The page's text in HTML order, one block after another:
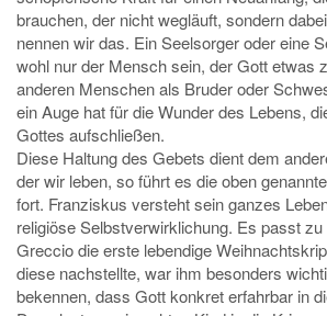
brauchen, der nicht wegläuft, sondern
nennen wir das. Ein Seelsorger oder eine
wohl nur der Mensch sein, der Gott etwas
anderen Menschen als Bruder oder
ein Auge hat für die Wunder des Lebens,
Gottes aufschließen.
Diese Haltung des Gebets dient dem
der wir leben, so führt es die oben
fort. Franziskus versteht sein ganzes
religiöse Selbstverwirklichung. Es passt
Greccio die erste lebendige
diese nachstellte, war ihm besonders
bekennen, dass Gott konkret erfahrbar in